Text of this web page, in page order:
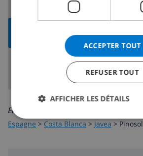
En savoir plus sur:
Espagne > Costa Blanca > Javea > Pinosol
ACCEPTER TOUT
REFUSER TOUT
AFFICHER LES DÉTAILS